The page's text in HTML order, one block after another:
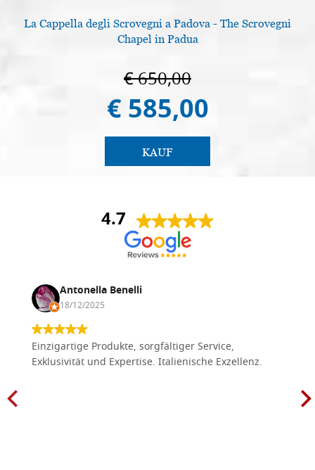
La Cappella degli Scrovegni a Padova - The Scrovegni
Chapel in Padua
€ 650,00
€ 585,00
KAUF
4.7
Antonella Benelli
18/12/2025
Einzigartige Produkte, sorgfältiger Service,
Exklusivität und Expertise. Italienische Exzellenz.